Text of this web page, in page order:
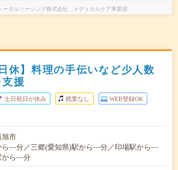
ータルソーシング株式会社 メディカルケア事業部
休】料理の手伝いなど少人数
援
土日祝日が休み 残業なし WEB登録OK
旭市
---分／三郷(愛知県)駅から---分／印場駅から---
ら---分